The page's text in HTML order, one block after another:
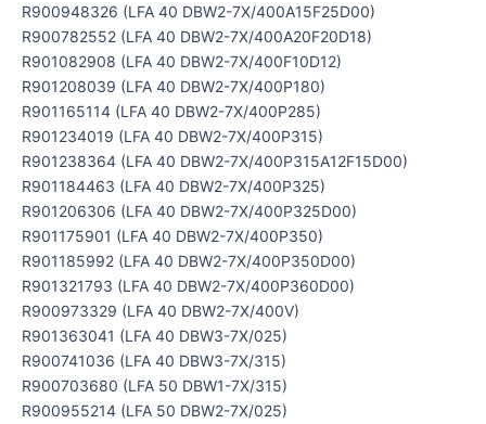
R900948326 (LFA 40 DBW2-7X/400A15F25D00)
R900782552 (LFA 40 DBW2-7X/400A20F20D18)
R901082908 (LFA 40 DBW2-7X/400F10D12)
R901208039 (LFA 40 DBW2-7X/400P180)
R901165114 (LFA 40 DBW2-7X/400P285)
R901234019 (LFA 40 DBW2-7X/400P315)
R901238364 (LFA 40 DBW2-7X/400P315A12F15D00)
R901184463 (LFA 40 DBW2-7X/400P325)
R901206306 (LFA 40 DBW2-7X/400P325D00)
R901175901 (LFA 40 DBW2-7X/400P350)
R901185992 (LFA 40 DBW2-7X/400P350D00)
R901321793 (LFA 40 DBW2-7X/400P360D00)
R900973329 (LFA 40 DBW2-7X/400V)
R901363041 (LFA 40 DBW3-7X/025)
R900741036 (LFA 40 DBW3-7X/315)
R900703680 (LFA 50 DBW1-7X/315)
R900955214 (LFA 50 DBW2-7X/025)